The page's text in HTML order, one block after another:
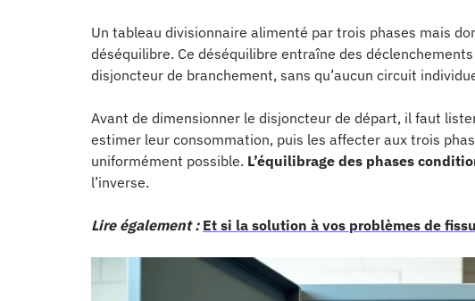
Un tableau divisionnaire alimenté par trois phases mais
déséquilibre. Ce déséquilibre entraîne des
disjoncteur de branchement, sans qu’aucun circuit
Avant de dimensionner le disjoncteur de départ, il faut
estimer leur consommation, puis les affecter aux trois
uniformément possible. L’équilibrage des phases
l’inverse.
Lire également : Et si la solution à vos problèmes de